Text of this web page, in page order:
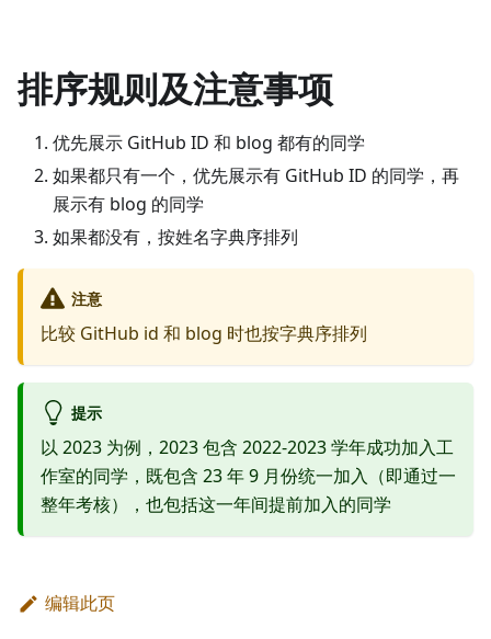
排序规则及注意事项
优先展示 GitHub ID 和 blog 都有的同学
如果都只有一个，优先展示有 GitHub ID 的同学，再
展示有 blog 的同学
如果都没有，按姓名字典序排列
注意
比较 GitHub id 和 blog 时也按字典序排列
提示
以 2023 为例，2023 包含 2022-2023 学年成功加入工
作室的同学，既包含 23 年 9 月份统一加入（即通过一
整年考核），也包括这一年间提前加入的同学
编辑此页